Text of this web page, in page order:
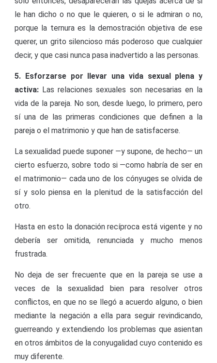
le han dicho o no que le quieren, o si le admiran o no,
porque la ternura es la demostración objetiva de ese
querer, un grito silencioso más poderoso que cualquier
decir, y que casi nunca pasa inadvertido a las personas.
5. Esforzarse por llevar una vida sexual plena y
activa: Las relaciones sexuales son necesarias en la
vida de la pareja. No son, desde luego, lo primero, pero
sí una de las primeras condiciones que definen a la
pareja o el matrimonio y que han de satisfacerse.
La sexualidad puede suponer —y supone, de hecho— un
cierto esfuerzo, sobre todo si —como habría de ser en
el matrimonio— cada uno de los cónyuges se olvida de
sí y solo piensa en la plenitud de la satisfacción del
otro.
Hasta en esto la donación recíproca está vigente y no
debería ser omitida, renunciada y mucho menos
frustrada.
No deja de ser frecuente que en la pareja se use a
veces de la sexualidad bien para resolver otros
conflictos, en que no se llegó a acuerdo alguno, o bien
mediante la negación a ella para seguir revindicando,
guerreando y extendiendo los problemas que asientan
en otros ámbitos de la conyugalidad cuyo contenido es
muy diferente.